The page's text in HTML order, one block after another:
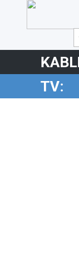
TV: